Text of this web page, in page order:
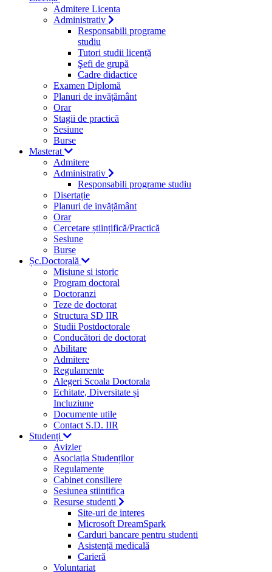
Admitere Licenta
Administrativ
Responsabili programe
studiu
Tutori studii licență
Şefi de grupă
Cadre didactice
Examen Diplomă
Planuri de invățământ
Orar
Stagii de practică
Sesiune
Burse
Masterat
Admitere
Administrativ
Responsabili programe studiu
Disertație
Planuri de invățământ
Orar
Cercetare științifică/Practică
Sesiune
Burse
Șc.Doctorală
Misiune si istoric
Program doctoral
Doctoranzi
Teze de doctorat
Structura SD IIR
Studii Postdoctorale
Conducători de doctorat
Abilitare
Admitere
Regulamente
Alegeri Scoala Doctorala
Echitate, Diversitate și
Incluziune
Documente utile
Contact S.D. IIR
Studenți
Avizier
Asociația Studenților
Regulamente
Cabinet consiliere
Sesiunea stiintifica
Resurse studenti
Site-uri de interes
Microsoft DreamSpark
Carduri bancare pentru studenti
Asistență medicală
Carieră
Voluntariat